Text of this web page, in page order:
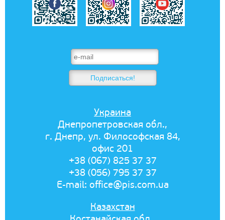
Украина
Днепропетровская обл.,
г. Днепр, ул. Философская 84,
офис 201
+38 (067) 825 37 37
+38 (056) 795 37 37
E-mail: office@pis.com.ua
Казахстан